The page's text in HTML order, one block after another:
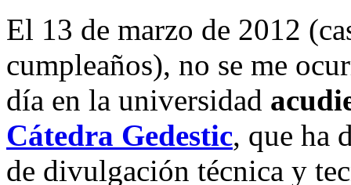
El 13 de marzo de 2012
cumpleaños), no se me
día en la universidad
Cátedra Gedestic, que ha
de divulgación técnica y